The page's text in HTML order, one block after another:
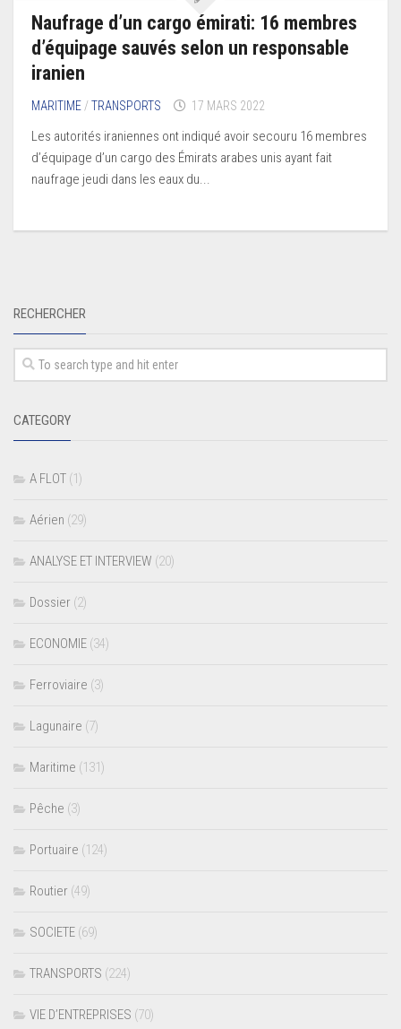
Naufrage d’un cargo émirati: 16 membres
d’équipage sauvés selon un responsable
iranien
MARITIME /TRANSPORTS 17 MARS 2022
Les autorités iraniennes ont indiqué avoir secouru 16 membres
d’équipage d’un cargo des Émirats arabes unis ayant fait
naufrage jeudi dans les eaux du...
RECHERCHER
CATEGORY
A FLOT (1)
Aérien (29)
ANALYSE ET INTERVIEW (20)
Dossier (2)
ECONOMIE (34)
Ferroviaire (3)
Lagunaire (7)
Maritime (131)
Pêche (3)
Portuaire (124)
Routier (49)
SOCIETE (69)
TRANSPORTS (224)
VIE D’ENTREPRISES (70)